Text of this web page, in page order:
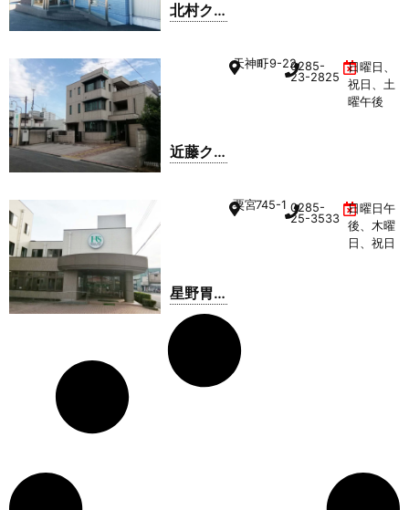
北村ク
近藤ク
天神町1-9-220285-
23-2825
日曜日、
祝日、土
曜午後
星野胃
腸科外
科医院
粟宮745-1 0285-
25-3533
日曜日午
後、木曜
日、祝日